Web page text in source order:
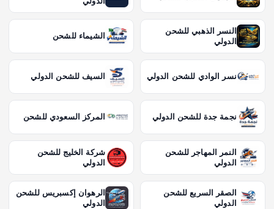
النسر الذهبي للشحن
الدولي
الشيماء للشحن
نسر الوادي للشحن الدولي السيف للشحن الدولي
نجمة جدة للشحن الدولي المركز السعودي للشحن
النمر المهاجر للشحن
الدولي
شركة الخليج للشحن
الدولي
الصقر السريع للشحن
الدولي
الرهوان إكسبريس للشحن
الدولي